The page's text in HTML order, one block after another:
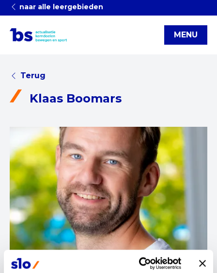
naar alle leergebieden
MENU
Terug
Klaas Boomars